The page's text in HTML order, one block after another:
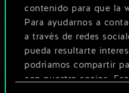
contenido para que la
Para ayudarnos a
a través de redes
pueda resultarte
podríamos compartir
con nuestro socios.
una guía